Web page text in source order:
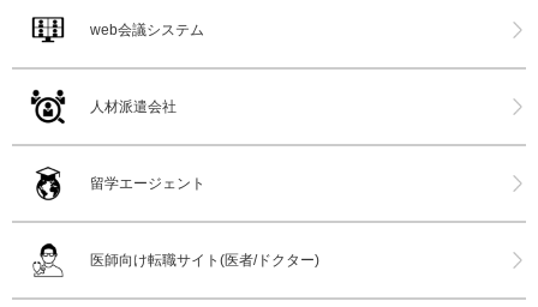
web会議システム
人材派遣会社
留学エージェント
医師向け転職サイト(医者/ドクター)